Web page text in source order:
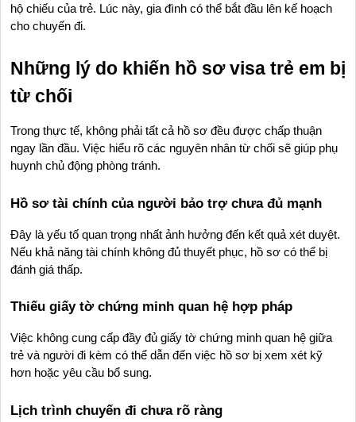
hộ chiếu của trẻ. Lúc này, gia đình có thể bắt đầu lên kế hoạch
cho chuyến đi.
Những lý do khiến hồ sơ visa trẻ em bị
từ chối
Trong thực tế, không phải tất cả hồ sơ đều được chấp thuận
ngay lần đầu. Việc hiểu rõ các nguyên nhân từ chối sẽ giúp phụ
huynh chủ động phòng tránh.
Hồ sơ tài chính của người bảo trợ chưa đủ mạnh
Đây là yếu tố quan trọng nhất ảnh hưởng đến kết quả xét duyệt.
Nếu khả năng tài chính không đủ thuyết phục, hồ sơ có thể bị
đánh giá thấp.
Thiếu giấy tờ chứng minh quan hệ hợp pháp
Việc không cung cấp đầy đủ giấy tờ chứng minh quan hệ giữa
trẻ và người đi kèm có thể dẫn đến việc hồ sơ bị xem xét kỹ
hơn hoặc yêu cầu bổ sung.
Lịch trình chuyến đi chưa rõ ràng